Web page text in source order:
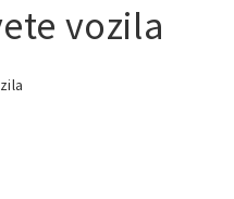
vozila